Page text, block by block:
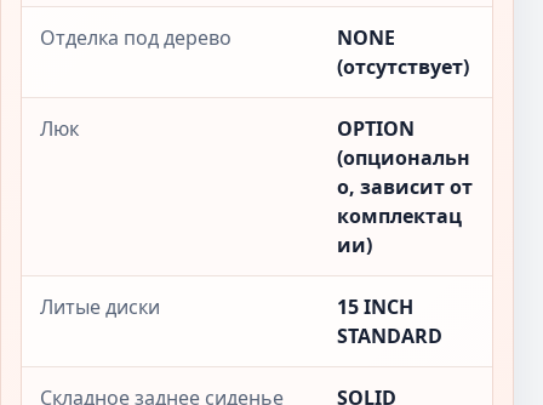
Отделка под дерево
NONE
(отсутствует)
Люк
OPTION
(опциональн
о, зависит от
комплектац
ии)
Литые диски
15 INCH
STANDARD
Складное заднее сиденье SOLID